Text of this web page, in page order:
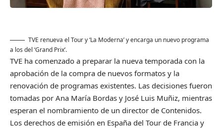
TVE renueva el Tour y ‘La Moderna’ y encarga un nuevo programa
a los del ‘Grand Prix’.
TVE ha comenzado a preparar la nueva temporada con la
aprobación de la compra de nuevos formatos y la
renovación de programas existentes. Las decisiones fueron
tomadas por Ana María Bordas y José Luis Muñiz, mientras
esperan el nombramiento de un director de Contenidos.
Los derechos de emisión en España del Tour de Francia y